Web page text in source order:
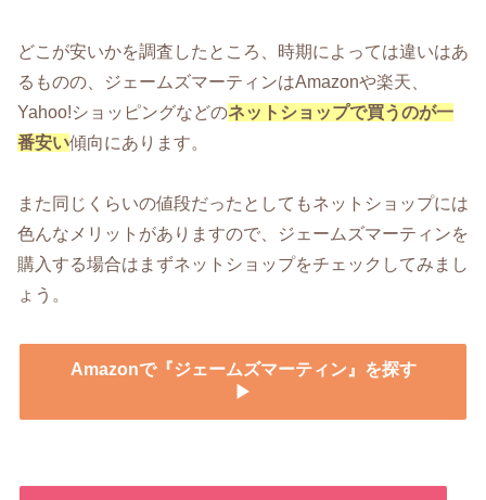
どこが安いかを調査したところ、時期によっては違いはあ
るものの、ジェームズマーティンはAmazonや楽天、
Yahoo!ショッピングなどのネットショップで買うのが一
番安い傾向にあります。
また同じくらいの値段だったとしてもネットショップには
色んなメリットがありますので、ジェームズマーティンを
購入する場合はまずネットショップをチェックしてみまし
ょう。
Amazonで『ジェームズマーティン』を探す
▶